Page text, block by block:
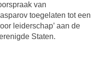
van
toegelaten tot een
leiderschap’ aan de
Staten.